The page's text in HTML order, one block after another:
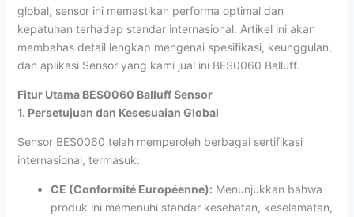
global, sensor ini memastikan performa optimal dan
kepatuhan terhadap standar internasional. Artikel ini akan
membahas detail lengkap mengenai spesifikasi, keunggulan,
dan aplikasi Sensor yang kami jual ini BES0060 Balluff.
Fitur Utama BES0060 Balluff Sensor
1. Persetujuan dan Kesesuaian Global
Sensor BES0060 telah memperoleh berbagai sertifikasi
internasional, termasuk:
CE (Conformité Européenne): Menunjukkan bahwa
produk ini memenuhi standar kesehatan, keselamatan,